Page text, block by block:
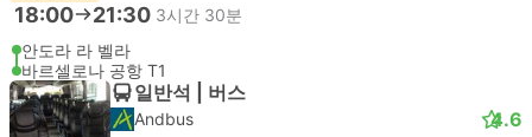
18:00 21:30 3시간 30분
안도라 라 벨라
바르셀로나 공항 T1
일반석 | 버스
Andbus 4.6